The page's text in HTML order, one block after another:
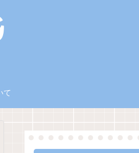
て